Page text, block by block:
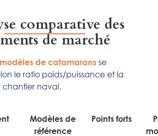
comparative des
de marché
de catamarans se
le ratio poids/puissance et la
chantier naval.
Modèles de
référence
Points forts